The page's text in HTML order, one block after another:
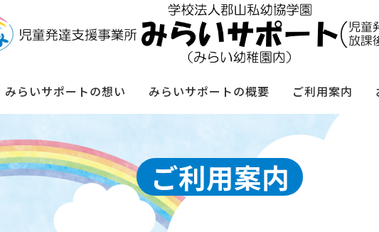
みらいサポートの想い みらいサポートの概要 ご利用案内
ご利用案内